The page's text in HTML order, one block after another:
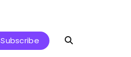
Subscribe